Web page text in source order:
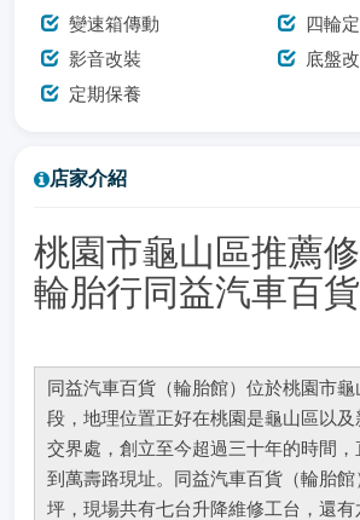
變速箱傳動
四輪
影音改裝
底盤
定期保養
店家介紹
桃園市龜山區推薦
輪胎行同益汽車百貨
同益汽車百貨（輪胎館）位於桃園市
段，地理位置正好在桃園是龜山區以
交界處，創立至今超過三十年的時間，
到萬壽路現址。同益汽車百貨（輪胎館
坪，現場共有七台升降維修工台，還